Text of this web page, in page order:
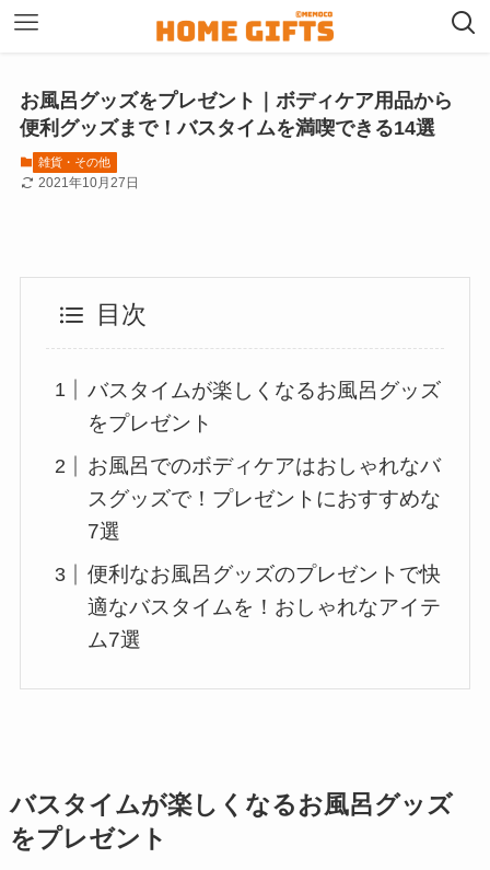
お風呂グッズをプレゼント｜ボディケア用品から
便利グッズまで！バスタイムを満喫できる14選
雑貨・その他
2021年10月27日
目次
バスタイムが楽しくなるお風呂グッズ
をプレゼント
お風呂でのボディケアはおしゃれなバ
スグッズで！プレゼントにおすすめな
7選
便利なお風呂グッズのプレゼントで快
適なバスタイムを！おしゃれなアイテ
ム7選
バスタイムが楽しくなるお風呂グッズ
をプレゼント